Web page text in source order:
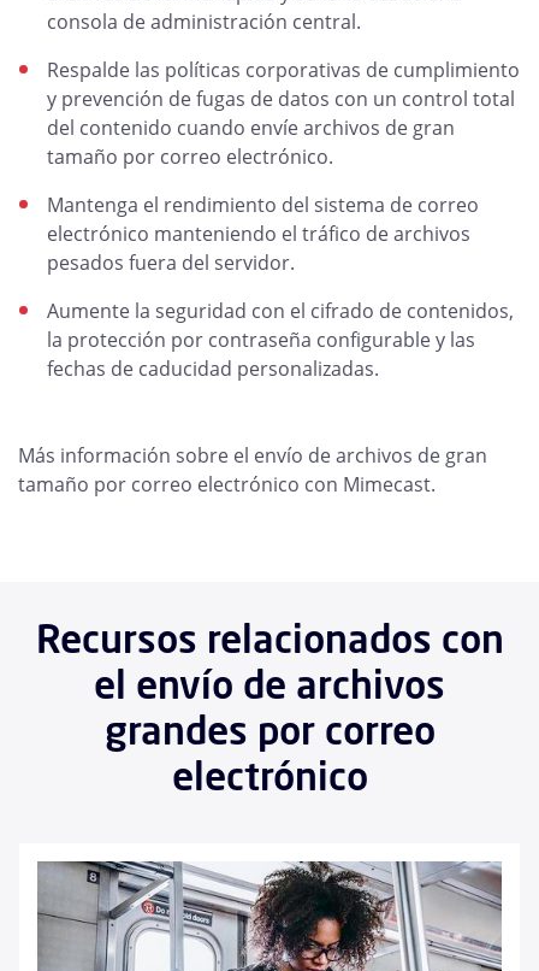
consola de administración central.
Respalde las políticas corporativas de cumplimiento
y prevención de fugas de datos con un control total
del contenido cuando envíe archivos de gran
tamaño por correo electrónico.
Mantenga el rendimiento del sistema de correo
electrónico manteniendo el tráfico de archivos
pesados fuera del servidor.
Aumente la seguridad con el cifrado de contenidos,
la protección por contraseña configurable y las
fechas de caducidad personalizadas.
Más información sobre el envío de archivos de gran
tamaño por correo electrónico con Mimecast.
Recursos relacionados con
el envío de archivos
grandes por correo
electrónico